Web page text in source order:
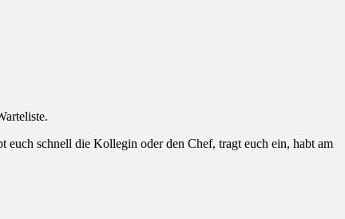
schnell die Kollegin oder den Chef, tragt euch ein, habt am